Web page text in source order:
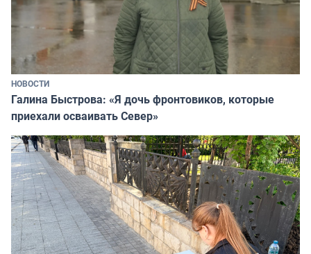
НОВОСТИ
Галина Быстрова: «Я дочь фронтовиков, которые
приехали осваивать Север»